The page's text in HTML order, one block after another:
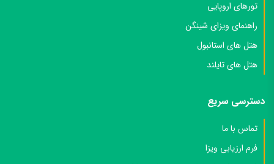
ویزا
تورهای اروپایی
راهنمای ویزای شینگن
هتل های استانبول
دسترسی سریع
تماس با ما